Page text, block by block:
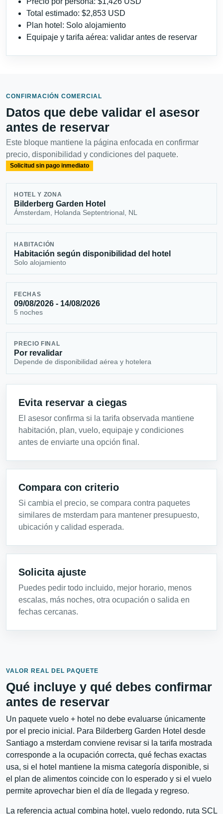
Total estimado: $2,853 USD
Plan hotel: Solo alojamiento
Equipaje y tarifa aérea: validar antes de reservar
CONFIRMACIÓN COMERCIAL
Datos que debe validar el asesor
antes de reservar
Este bloque mantiene la página enfocada en confirmar
precio, disponibilidad y condiciones del paquete.
Solicitud sin pago inmediato
HOTEL Y ZONA
Bilderberg Garden Hotel
Ámsterdam, Holanda Septentrional, NL
HABITACIÓN
Habitación según disponibilidad del hotel
Solo alojamiento
FECHAS
09/08/2026 - 14/08/2026
5 noches
PRECIO FINAL
Por revalidar
Depende de disponibilidad aérea y hotelera
Evita reservar a ciegas
El asesor confirma si la tarifa observada mantiene
habitación, plan, vuelo, equipaje y condiciones
antes de enviarte una opción final.
Compara con criterio
Si cambia el precio, se compara contra paquetes
similares de msterdam para mantener presupuesto,
ubicación y calidad esperada.
Solicita ajuste
Puedes pedir todo incluido, mejor horario, menos
escalas, más noches, otra ocupación o salida en
fechas cercanas.
VALOR REAL DEL PAQUETE
Qué incluye y qué debes confirmar
antes de reservar
Un paquete vuelo + hotel no debe evaluarse únicamente
por el precio inicial. Para Bilderberg Garden Hotel desde
Santiago a msterdam conviene revisar si la tarifa mostrada
corresponde a la ocupación correcta, qué fechas exactas
usa, si el hotel mantiene la misma categoría disponible, si
el plan de alimentos coincide con lo esperado y si el vuelo
permite aprovechar bien el día de llegada y regreso.
La referencia actual combina hotel, vuelo redondo, ruta SCL